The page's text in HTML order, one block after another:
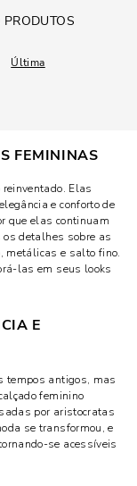
PRODUTOS
Última
FEMININAS
Elas
e conforto de
que elas continuam
detalhes sobre as
metálicas e salto fino.
las em seus looks
E
tempos antigos, mas
feminino
por aristocratas
se transformou, e
se acessíveis